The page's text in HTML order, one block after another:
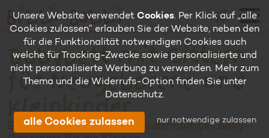
🛒
Babybett mit Gittern
für Neugeborene und
Kleinkinder
Ein sicheres, variables und nachhaltiges Baby-
Unsere Website verwendet Cookies. Per Klick auf „alle
Cookies zulassen“ erlauben Sie der Website, neben den
für die Funktionalität notwendigen Cookies auch
welche für Tracking-Zwecke sowie personalisierte und
nicht personalisierte Werbung zu verwenden. Mehr zum
Thema und die Widerrufs-Option finden Sie unter
Datenschutz.
alle Cookies zulassen nur notwendige zulassen